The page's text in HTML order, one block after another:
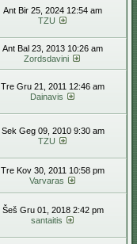
Ant Bir 25, 2024 12:54 am
TZU
Ant Bal 23, 2013 10:26 am
Zordsdavini
Tre Gru 21, 2011 12:46 am
Dainavis
Sek Geg 09, 2010 9:30 am
TZU
Tre Kov 30, 2011 10:58 pm
Varvaras
Šeš Gru 01, 2018 2:42 pm
santaitis